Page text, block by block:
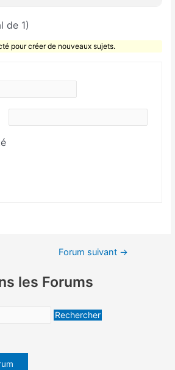
de 1)
pour créer de nouveaux sujets.
Forum suivant →
les Forums